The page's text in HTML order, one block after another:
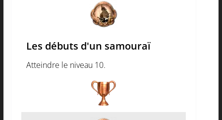
Les débuts d'un samouraï
Atteindre le niveau 10.